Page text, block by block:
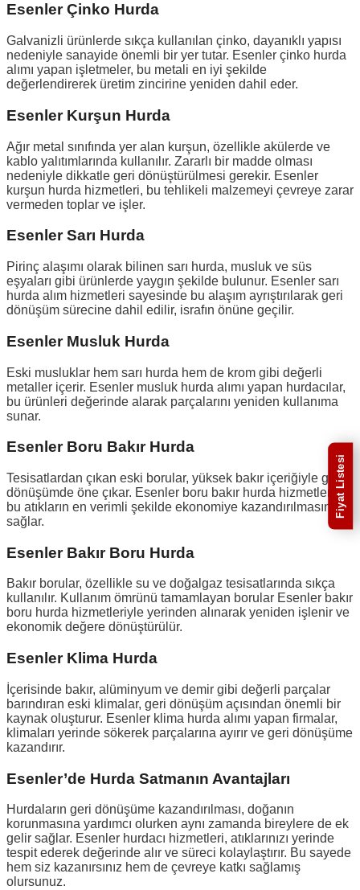
Esenler Çinko Hurda
Galvanizli ürünlerde sıkça kullanılan çinko, dayanıklı yapısı
nedeniyle sanayide önemli bir yer tutar. Esenler çinko hurda
alımı yapan işletmeler, bu metali en iyi şekilde
değerlendirerek üretim zincirine yeniden dahil eder.
Esenler Kurşun Hurda
Ağır metal sınıfında yer alan kurşun, özellikle akülerde ve
kablo yalıtımlarında kullanılır. Zararlı bir madde olması
nedeniyle dikkatle geri dönüştürülmesi gerekir. Esenler
kurşun hurda hizmetleri, bu tehlikeli malzemeyi çevreye zarar
vermeden toplar ve işler.
Esenler Sarı Hurda
Pirinç alaşımı olarak bilinen sarı hurda, musluk ve süs
eşyaları gibi ürünlerde yaygın şekilde bulunur. Esenler sarı
hurda alım hizmetleri sayesinde bu alaşım ayrıştırılarak geri
dönüşüm sürecine dahil edilir, israfın önüne geçilir.
Esenler Musluk Hurda
Eski musluklar hem sarı hurda hem de krom gibi değerli
metaller içerir. Esenler musluk hurda alımı yapan hurdacılar,
bu ürünleri değerinde alarak parçalarını yeniden kullanıma
sunar.
Esenler Boru Bakır Hurda
Tesisatlardan çıkan eski borular, yüksek bakır içeriğiyle geri
dönüşümde öne çıkar. Esenler boru bakır hurda hizmetleri,
bu atıkların en verimli şekilde ekonomiye kazandırılmasını
sağlar.
Esenler Bakır Boru Hurda
Bakır borular, özellikle su ve doğalgaz tesisatlarında sıkça
kullanılır. Kullanım ömrünü tamamlayan borular Esenler bakır
boru hurda hizmetleriyle yerinden alınarak yeniden işlenir ve
ekonomik değere dönüştürülür.
Esenler Klima Hurda
İçerisinde bakır, alüminyum ve demir gibi değerli parçalar
barındıran eski klimalar, geri dönüşüm açısından önemli bir
kaynak oluşturur. Esenler klima hurda alımı yapan firmalar,
klimaları yerinde sökerek parçalarına ayırır ve geri dönüşüme
kazandırır.
Esenler’de Hurda Satmanın Avantajları
Hurdaların geri dönüşüme kazandırılması, doğanın
korunmasına yardımcı olurken aynı zamanda bireylere de ek
gelir sağlar. Esenler hurdacı hizmetleri, atıklarınızı yerinde
tespit ederek değerinde alır ve süreci kolaylaştırır. Bu sayede
hem siz kazanırsınız hem de çevreye katkı sağlamış
olursunuz.
Fiyat Listesi